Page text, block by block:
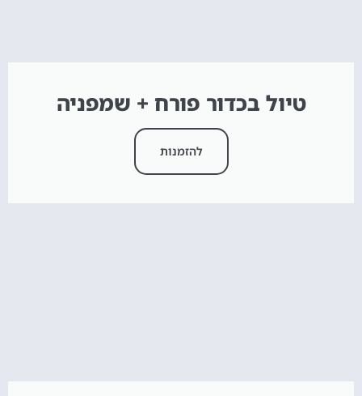
טיול בכדור פורח + שמפניה
להזמנות